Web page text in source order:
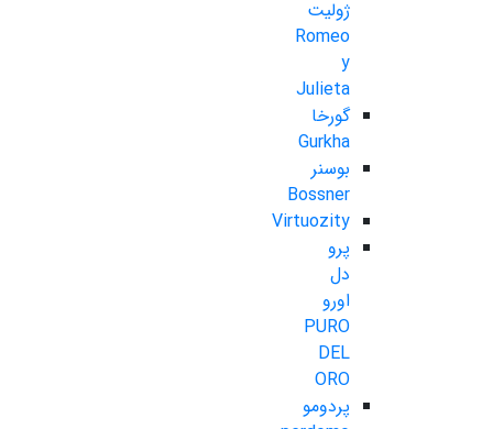
ژولیت
Romeo
y
Julieta
گورخا
Gurkha
بوسنر
Bossner
Virtuozity
پرو
دل
اورو
PURO
DEL
ORO
پردومو